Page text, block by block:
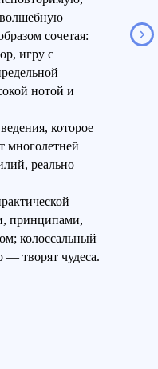
волшебную
сочетая:
игру с
нотой и
которое
многолетней
реально
принципами,
колоссальный
— творят чудеса.